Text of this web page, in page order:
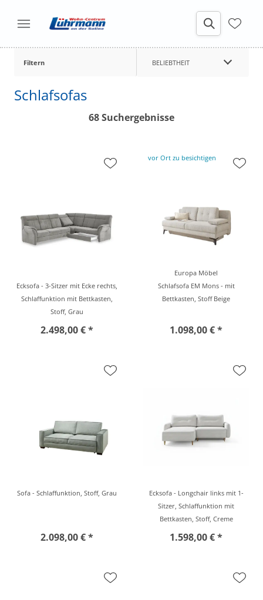
Filtern BELIEBTHEIT
Schlafsofas
68 Suchergebnisse
Ecksofa - 3-Sitzer mit Ecke rechts,
Schlaffunktion mit Bettkasten,
Stoff, Grau
2.498,00 € *
vor Ort zu besichtigen
Europa Möbel
Schlafsofa EM Mons - mit
Bettkasten, Stoff Beige
1.098,00 € *
Sofa - Schlaffunktion, Stoff, Grau
2.098,00 € *
Ecksofa - Longchair links mit 1-
Sitzer, Schlaffunktion mit
Bettkasten, Stoff, Creme
1.598,00 € *